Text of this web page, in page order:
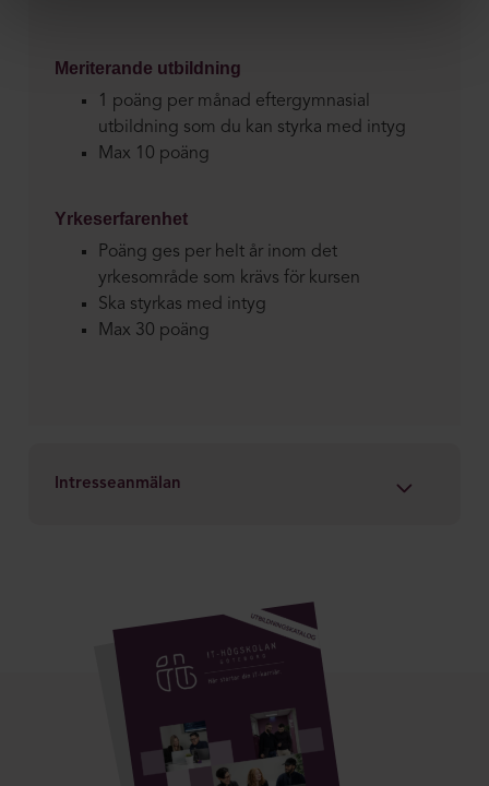
Meriterande utbildning
1 poäng per månad eftergymnasial
utbildning som du kan styrka med intyg
Max 10 poäng
Yrkeserfarenhet
Poäng ges per helt år inom det
yrkesområde som krävs för kursen
Ska styrkas med intyg
Max 30 poäng
Intresseanmälan